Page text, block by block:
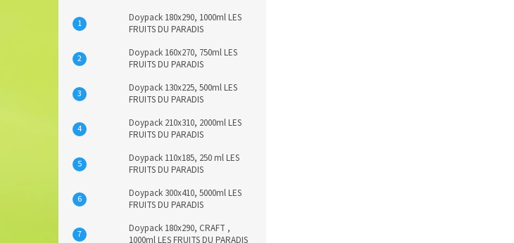
Doypack 180x290, 1000ml LES
FRUITS DU PARADIS
Doypack 160x270, 750ml LES
FRUITS DU PARADIS
Doypack 130x225, 500ml LES
FRUITS DU PARADIS
Doypack 210x310, 2000ml LES
FRUITS DU PARADIS
Doypack 110x185, 250 ml LES
FRUITS DU PARADIS
Doypack 300x410, 5000ml LES
FRUITS DU PARADIS
Doypack 180x290, CRAFT ,
1000ml LES FRUITS DU PARADIS